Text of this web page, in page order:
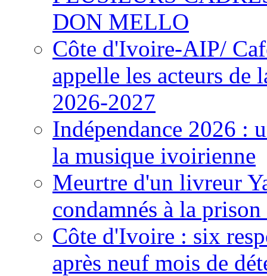
DON MELLO
Côte d'Ivoire-AIP/
appelle les acteurs de
2026-2027
Indépendance 2026 :
la musique ivoirienne
Meurtre d'un livreur
condamnés à la
Côte d'Ivoire : six
après neuf mois de